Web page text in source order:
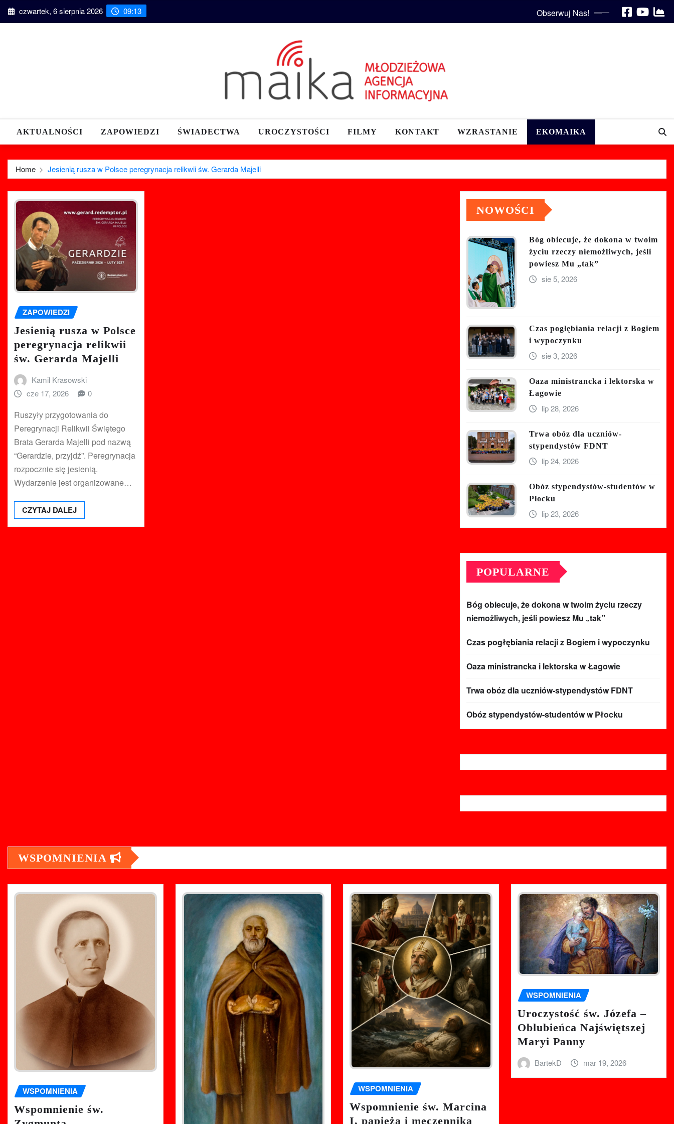
Skip czwartek, 6 sierpnia 2026 09:13 Obserwuj Nas!
AKTUALNOŚCI ZAPOWIEDZI ŚWIADECTWA UROCZYSTOŚCI FILMY KONTAKT WZRASTANIE EKOMAIKA
Home Jesienią rusza w Polsce peregrynacja relikwii św. Gerarda Majelli
ZAPOWIEDZI
Jesienią rusza w Polsce
peregrynacja relikwii
św. Gerarda Majelli
Kamil Krasowski
cze 17, 2026
0
Ruszyły przygotowania do
Peregrynacji Relikwii Świętego
Brata Gerarda Majelli pod nazwą
“Gerardzie, przyjdź”. Peregrynacja
rozpocznie się jesienią.
Wydarzenie jest organizowane…
CZYTAJ DALEJ
NOWOŚCI
Bóg obiecuje, że dokona w twoim
życiu rzeczy niemożliwych, jeśli
powiesz Mu „tak”
sie 5, 2026
Czas pogłębiania relacji z Bogiem
i wypoczynku
sie 3, 2026
Oaza ministrancka i lektorska w
Łagowie
lip 28, 2026
Trwa obóz dla uczniów-
stypendystów FDNT
lip 24, 2026
Obóz stypendystów-studentów w
Płocku
lip 23, 2026
POPULARNE
Bóg obiecuje, że dokona w twoim życiu rzeczy
niemożliwych, jeśli powiesz Mu „tak”
Czas pogłębiania relacji z Bogiem i wypoczynku
Oaza ministrancka i lektorska w Łagowie
Trwa obóz dla uczniów-stypendystów FDNT
Obóz stypendystów-studentów w Płocku
WSPOMNIENIA
WSPOMNIENIA
Wspomnienie św.
WSPOMNIENIA
Wspomnienie św. Marcina
I, papieża i męczennika
WSPOMNIENIA
Uroczystość św. Józefa –
Oblubieńca Najświętszej
Maryi Panny
BartekD mar 19, 2026